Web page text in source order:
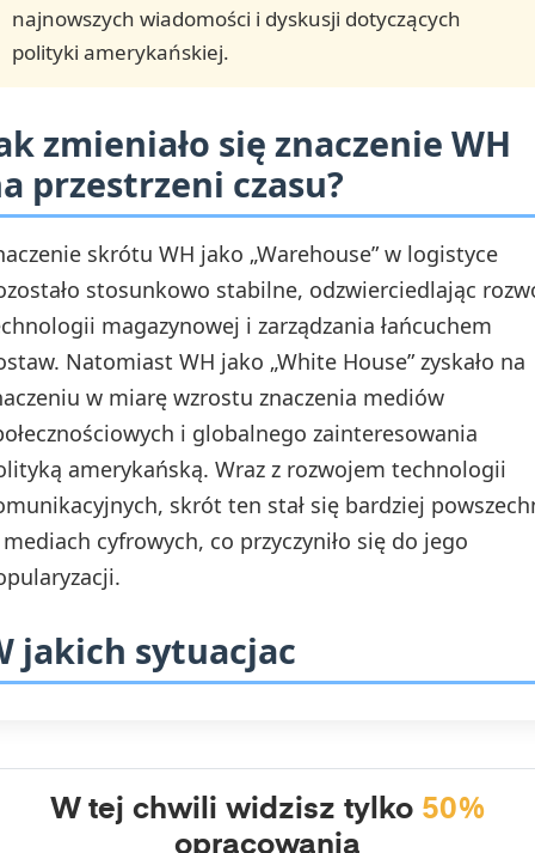
najnowszych wiadomości i dyskusji dotyczących
polityki amerykańskiej.
zmieniało się znaczenie WH
przestrzeni czasu?
skrótu WH jako „Warehouse” w logistyce
stosunkowo stabilne, odzwierciedlając
magazynowej i zarządzania łańcuchem
Natomiast WH jako „White House” zyskało na
w miarę wzrostu znaczenia mediów
i globalnego zainteresowania
amerykańską. Wraz z rozwojem technologii
skrót ten stał się bardziej
cyfrowych, co przyczyniło się do jego
jakich sytuacjac
W tej chwili widzisz tylko 50%
opracowania